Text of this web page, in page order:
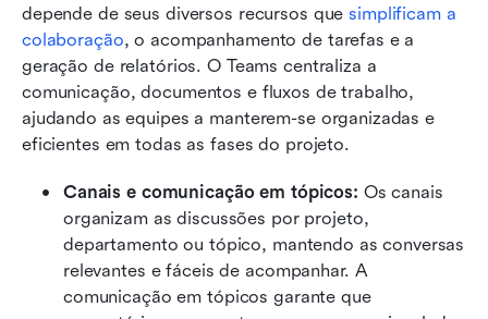
depende de seus diversos recursos que simplificam a
colaboração, o acompanhamento de tarefas e a
geração de relatórios. O Teams centraliza a
comunicação, documentos e fluxos de trabalho,
ajudando as equipes a manterem-se organizadas e
eficientes em todas as fases do projeto.
Canais e comunicação em tópicos: Os canais
organizam as discussões por projeto,
departamento ou tópico, mantendo as conversas
relevantes e fáceis de acompanhar. A
comunicação em tópicos garante que